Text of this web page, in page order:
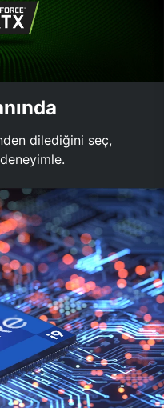
dilediğini seç,